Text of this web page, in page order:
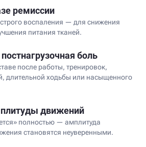
ремиссии
воспаления — для снижения
питания тканей.
боль
после работы, тренировок,
длительной ходьбы или насыщенного
движений
полностью — амплитуда
становятся неуверенными.